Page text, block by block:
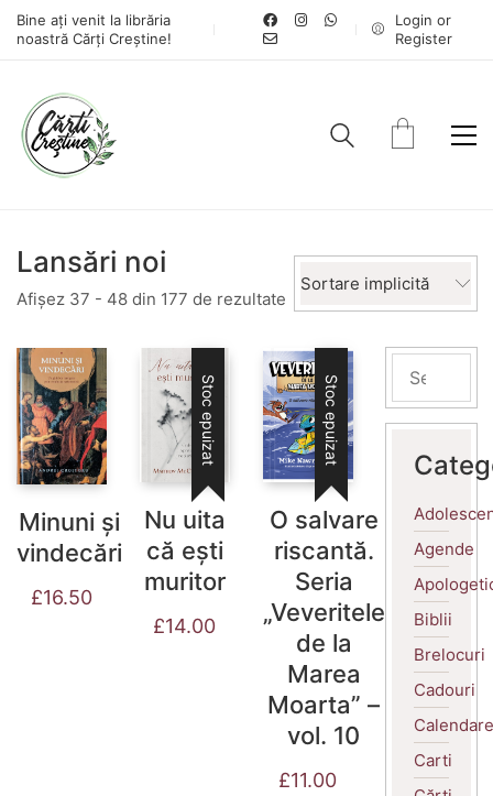
Bine ați venit la librăria
noastră Cărți Creștine!
Login or
Register
Lansări noi
Afișez 37 - 48 din 177 de rezultate
Sortare implicită
Minuni și
vindecări
£16.50
Stoc epuizat
Nu uita
că ești
muritor
£14.00
Stoc epuizat
O salvare
riscantă.
Seria
„Veveritele
de la
Marea
Moarta” –
vol. 10
£11.00
Agende
Biblii
Brelocuri
Cadouri
Calendare
Carti